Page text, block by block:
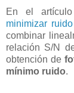
En el
minimizar
combinar
relación S/N
obtención de
mínimo ruido.